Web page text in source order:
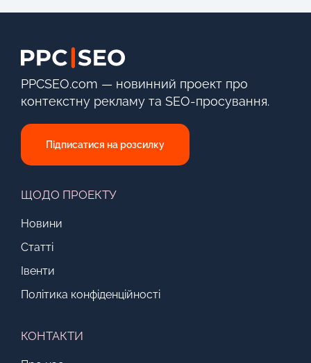
PPCSEO.com — новинний проект про
контекстну рекламу та SEO-просування.
Підписатися на розсилку
ЩОДО ПРОЕКТУ
Новини
Статті
Івенти
Політика конфіденційності
КОНТАКТИ